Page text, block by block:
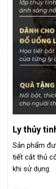
Ly thủy
Sản phẩm
tiết cắt thủ
khi sử dụng.